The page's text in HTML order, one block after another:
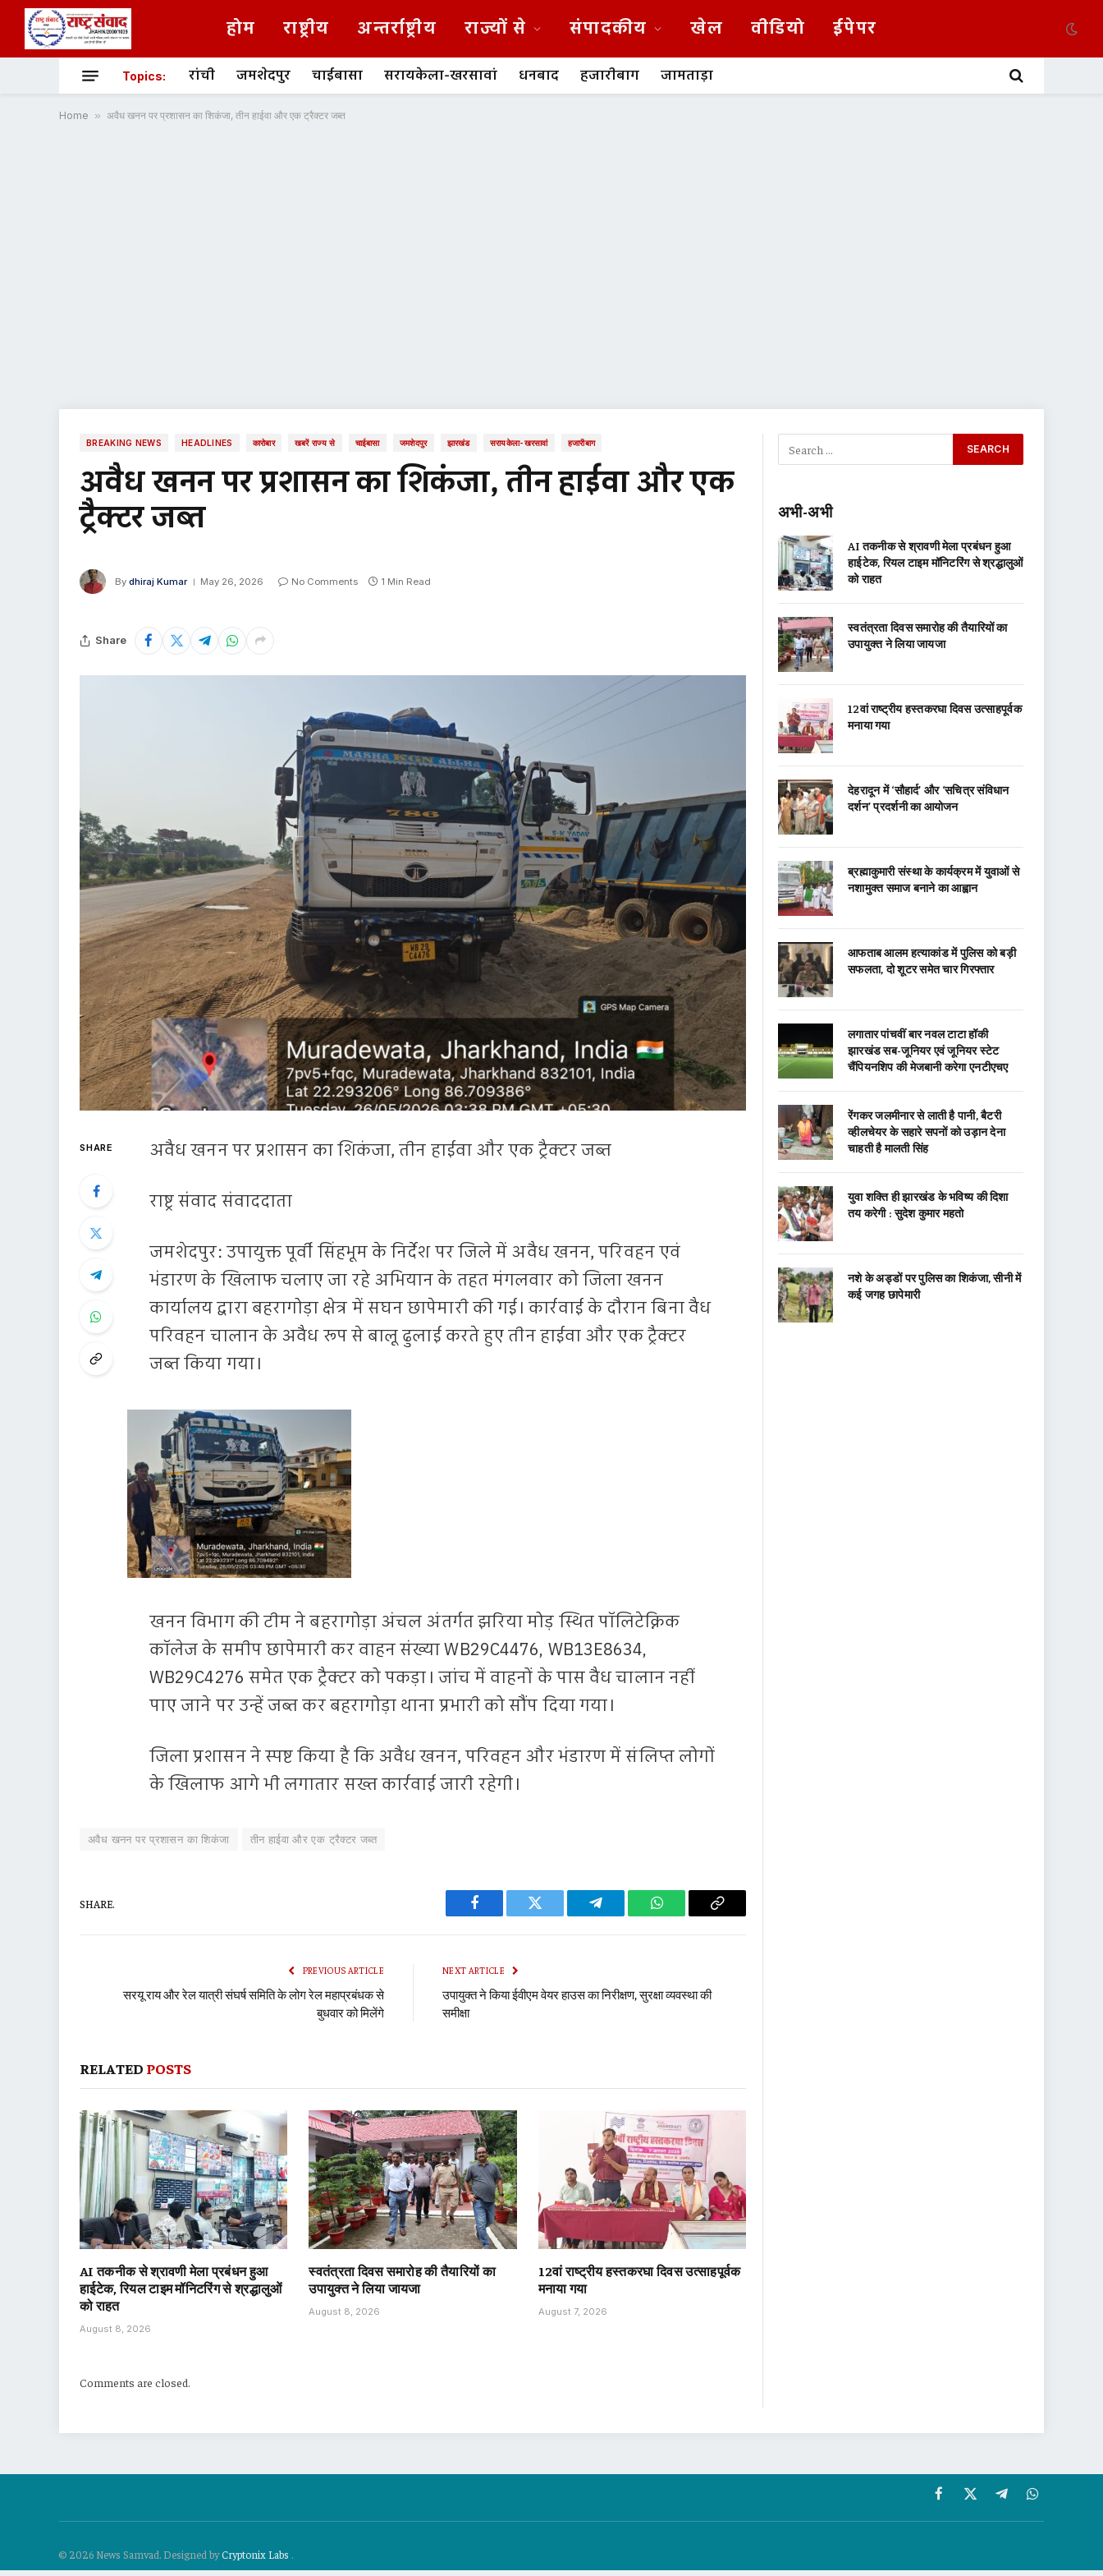
होम राष्ट्रीय अन्तर्राष्ट्रीय राज्यों से संपादकीय खेल वीडियो ईपेपर
Topics: रांची जमशेदपुर चाईबासा सरायकेला-खरसावां धनबाद हजारीबाग जामताड़ा
Home » अवैध खनन पर प्रशासन का शिकंजा, तीन हाईवा और एक ट्रैक्टर जब्त
BREAKING NEWS HEADLINES कारोबार खबरें राज्य से चाईबासा जमशेदपुर झारखंड सरायकेला-खरसावां हजारीबाग
अवैध खनन पर प्रशासन का शिकंजा, तीन हाईवा और एक
ट्रैक्टर जब्त
By dhiraj Kumar May 26, 2026 No Comments 1 Min Read
Share
SHARE अवैध खनन पर प्रशासन का शिकंजा, तीन हाईवा और एक ट्रैक्टर जब्त
राष्ट्र संवाद संवाददाता
जमशेदपुर: उपायुक्त पूर्वी सिंहभूम के निर्देश पर जिले में अवैध खनन, परिवहन एवं
भंडारण के खिलाफ चलाए जा रहे अभियान के तहत मंगलवार को जिला खनन
कार्यालय द्वारा बहरागोड़ा क्षेत्र में सघन छापेमारी की गई। कार्रवाई के दौरान बिना वैध
परिवहन चालान के अवैध रूप से बालू ढुलाई करते हुए तीन हाईवा और एक ट्रैक्टर
जब्त किया गया।
खनन विभाग की टीम ने बहरागोड़ा अंचल अंतर्गत झरिया मोड़ स्थित पॉलिटेक्निक
कॉलेज के समीप छापेमारी कर वाहन संख्या WB29C4476, WB13E8634,
WB29C4276 समेत एक ट्रैक्टर को पकड़ा। जांच में वाहनों के पास वैध चालान नहीं
पाए जाने पर उन्हें जब्त कर बहरागोड़ा थाना प्रभारी को सौंप दिया गया।
जिला प्रशासन ने स्पष्ट किया है कि अवैध खनन, परिवहन और भंडारण में संलिप्त लोगों
के खिलाफ आगे भी लगातार सख्त कार्रवाई जारी रहेगी।
अवैध खनन पर प्रशासन का शिकंजा तीन हाईवा और एक ट्रैक्टर जब्त
SHARE.
Facebook Twitter Telegram WhatsAppCopy
PREVIOUS ARTICLE
सरयू राय और रेल यात्री संघर्ष समिति के लोग रेल महाप्रबंधक से
बुधवार को मिलेंगे
NEXT ARTICLE
उपायुक्त ने किया ईवीएम वेयर हाउस का निरीक्षण, सुरक्षा व्यवस्था की
समीक्षा
RELATED POSTS
AI तकनीक से श्रावणी मेला प्रबंधन हुआ
हाईटेक, रियल टाइम मॉनिटरिंग से श्रद्धालुओं
को राहत
August 8, 2026
स्वतंत्रता दिवस समारोह की तैयारियों का
उपायुक्त ने लिया जायजा
August 8, 2026
12वां राष्ट्रीय हस्तकरघा दिवस उत्साहपूर्वक
मनाया गया
August 7, 2026
Comments are closed.
अभी-अभी
AI तकनीक से श्रावणी मेला प्रबंधन हुआ
हाईटेक, रियल टाइम मॉनिटरिंग से श्रद्धालुओं
को राहत
स्वतंत्रता दिवस समारोह की तैयारियों का
उपायुक्त ने लिया जायजा
12वां राष्ट्रीय हस्तकरघा दिवस उत्साहपूर्वक
मनाया गया
देहरादून में ‘सौहार्द’ और ‘सचित्र संविधान
दर्शन’ प्रदर्शनी का आयोजन
ब्रह्माकुमारी संस्था के कार्यक्रम में युवाओं से
नशामुक्त समाज बनाने का आह्वान
आफताब आलम हत्याकांड में पुलिस को बड़ी
सफलता, दो शूटर समेत चार गिरफ्तार
लगातार पांचवीं बार नवल टाटा हॉकी
झारखंड सब-जूनियर एवं जूनियर स्टेट
चैंपियनशिप की मेजबानी करेगा एनटीएचए
रेंगकर जलमीनार से लाती है पानी, बैटरी
व्हीलचेयर के सहारे सपनों को उड़ान देना
चाहती है मालती सिंह
युवा शक्ति ही झारखंड के भविष्य की दिशा
तय करेगी : सुदेश कुमार महतो
नशे के अड्डों पर पुलिस का शिकंजा, सीनी में
कई जगह छापेमारी
Facebook
X
(Twitter)
TelegramWhatsApp
© 2026 News Samvad. Designed byCryptonix Labs .